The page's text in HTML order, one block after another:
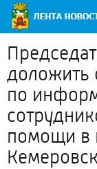
доложить
по
помощи в